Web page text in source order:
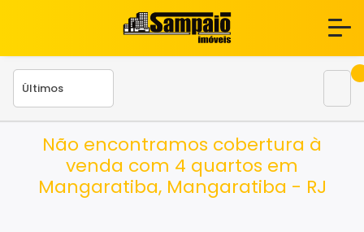
Não encontramos cobertura à
venda com 4 quartos em
Mangaratiba, Mangaratiba - RJ